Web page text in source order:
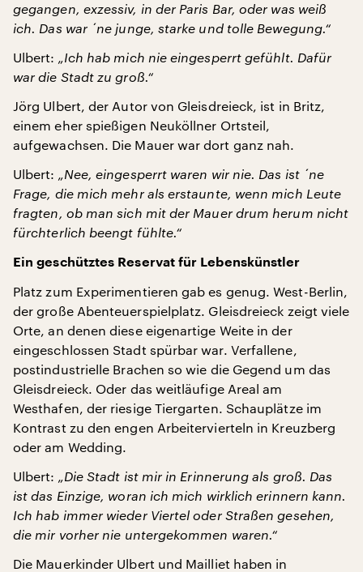
gegangen, exzessiv, in der Paris Bar, oder was weiß
ich. Das war ´ne junge, starke und tolle Bewegung.“
Ulbert: „Ich hab mich nie eingesperrt gefühlt. Dafür
war die Stadt zu groß.“
Jörg Ulbert, der Autor von Gleisdreieck, ist in Britz,
einem eher spießigen Neuköllner Ortsteil,
aufgewachsen. Die Mauer war dort ganz nah.
Ulbert: „Nee, eingesperrt waren wir nie. Das ist ´ne
Frage, die mich mehr als erstaunte, wenn mich Leute
fragten, ob man sich mit der Mauer drum herum nicht
fürchterlich beengt fühlte.“
Ein geschütztes Reservat für Lebenskünstler
Platz zum Experimentieren gab es genug. West-Berlin,
der große Abenteuerspielplatz. Gleisdreieck zeigt viele
Orte, an denen diese eigenartige Weite in der
eingeschlossen Stadt spürbar war. Verfallene,
postindustrielle Brachen so wie die Gegend um das
Gleisdreieck. Oder das weitläufige Areal am
Westhafen, der riesige Tiergarten. Schauplätze im
Kontrast zu den engen Arbeitervierteln in Kreuzberg
oder am Wedding.
Ulbert: „Die Stadt ist mir in Erinnerung als groß. Das
ist das Einzige, woran ich mich wirklich erinnern kann.
Ich hab immer wieder Viertel oder Straßen gesehen,
die mir vorher nie untergekommen waren.“
Die Mauerkinder Ulbert und Mailliet haben in